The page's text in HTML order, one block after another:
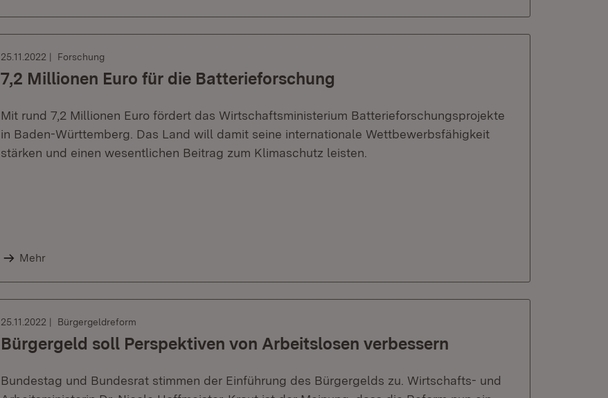
25.11.2022 Forschung
7,2 Millionen Euro für die Batterieforschung
Mit rund 7,2 Millionen Euro fördert das Wirtschaftsministerium Batterieforschungsprojekte
in Baden-Württemberg. Das Land will damit seine internationale Wettbewerbsfähigkeit
stärken und einen wesentlichen Beitrag zum Klimaschutz leisten.
Mehr
25.11.2022 Bürgergeldreform
Bürgergeld soll Perspektiven von Arbeitslosen verbessern
Bundestag und Bundesrat stimmen der Einführung des Bürgergelds zu. Wirtschafts- und